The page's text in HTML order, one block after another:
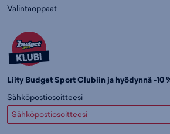
Valintaoppaat
Liity Budget Sport Clubiin ja hyödynnä -10
Sähköpostiosoitteesi